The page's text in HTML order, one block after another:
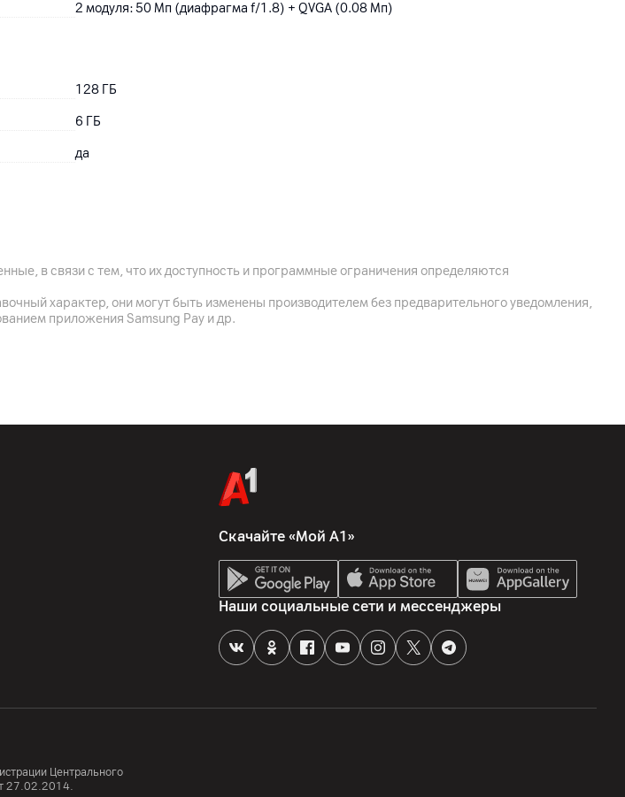
2 модуля: 50 Мп (диафрагма f/1.8) + QVGA (0.08 Мп)
128 ГБ
6 ГБ
да
5300мАч
да
Поддержка быстрой зарядки HONOR SuperCharge 35 Вт
Сертификат SGS Premium Performance, подтверждающий устойчивость к
GSM (2G) 850/900/1800/1900; UMTS (3G) 850/900/2100; LTE (4G) 1/3/5/7/8/20/28
7, пом. 7-50, район д. Дроздово, пом. 51
в связи с тем, что их доступность и программные ограничения определяются
характер, они могут быть изменены производителем без предварительного уведомления,
приложения Samsung Pay и др.
Скачайте «Мой А1»
Наши социальные сети и мессенджеры
Центрального
27.02.2014.